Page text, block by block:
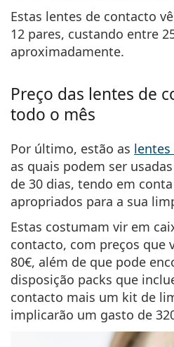
Estas lentes de contacto
12 pares, custando entre
aproximadamente.
Preço das lentes de
todo o mês
Por último, estão as
as quais podem ser
de 30 dias, tendo em
apropriados para a sua
Estas costumam vir em
contacto, com preços que
80€, além de que pode
disposição packs que
contacto mais um kit de
implicarão um gasto de